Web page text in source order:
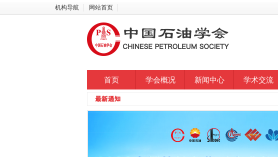
机构导航 网站首页
首页 学会概况 新闻中心 学术交流